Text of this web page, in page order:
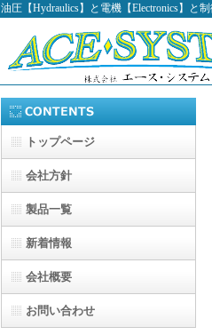
油圧【Hydraulics】と電機【Electronics】
トップページ
会社方針
製品一覧
新着情報
会社概要
お問い合わせ